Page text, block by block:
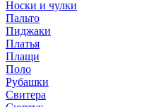
Носки и чулки
Пальто
Пиджаки
Платья
Плащи
Поло
Рубашки
Свитера